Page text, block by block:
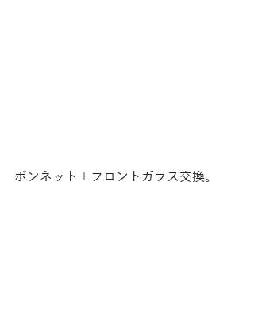
ボンネット＋フロントガラス交換。